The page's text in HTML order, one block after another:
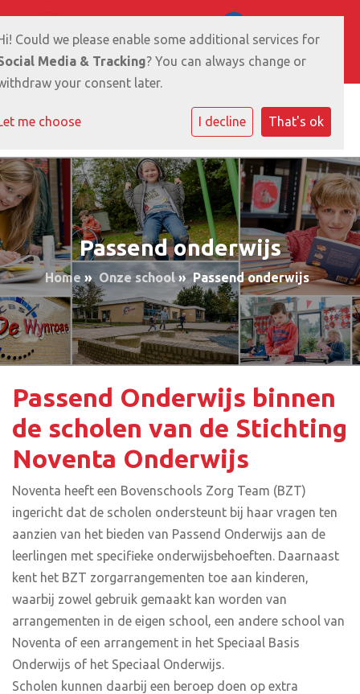
E-mailadres
Passend onderwijs
Home » Onze school» Passend onderwijs
Passend Onderwijs binnen
de scholen van de Stichting
Noventa Onderwijs
Noventa heeft een Bovenschools Zorg Team (BZT)
ingericht dat de scholen ondersteunt bij haar vragen ten
aanzien van het bieden van Passend Onderwijs aan de
leerlingen met specifieke onderwijsbehoeften. Daarnaast
kent het BZT zorgarrangementen toe aan kinderen,
waarbij zowel gebruik gemaakt kan worden van
arrangementen in de eigen school, een andere school van
Noventa of een arrangement in het Speciaal Basis
Onderwijs of het Speciaal Onderwijs.
Scholen kunnen daarbij een beroep doen op extra
Could we please enable some additional services for
Media & Tracking? You can always change or
your consent later.
me choose I decline That's ok